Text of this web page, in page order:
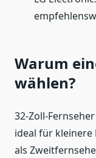
Warum
wählen?
32-Zoll-
ideal für kleinere
als